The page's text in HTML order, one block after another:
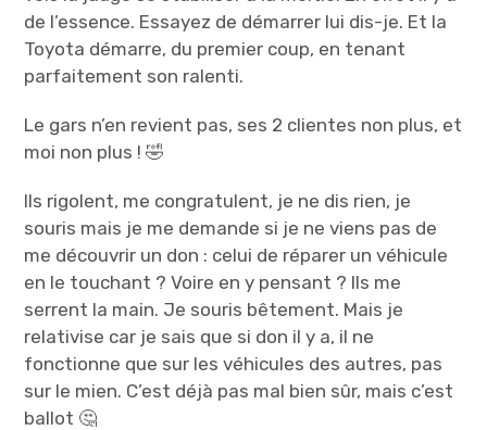
de l’essence. Essayez de démarrer lui dis-je. Et la
Toyota démarre, du premier coup, en tenant
parfaitement son ralenti.
Le gars n’en revient pas, ses 2 clientes non plus, et
moi non plus ! 🤣
Ils rigolent, me congratulent, je ne dis rien, je
souris mais je me demande si je ne viens pas de
me découvrir un don : celui de réparer un véhicule
en le touchant ? Voire en y pensant ? Ils me
serrent la main. Je souris bêtement. Mais je
relativise car je sais que si don il y a, il ne
fonctionne que sur les véhicules des autres, pas
sur le mien. C’est déjà pas mal bien sûr, mais c’est
ballot 🤔